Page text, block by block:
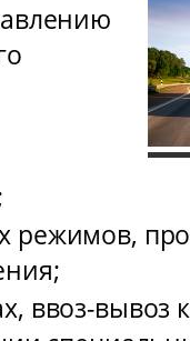
режимов,
ввоз-вывоз